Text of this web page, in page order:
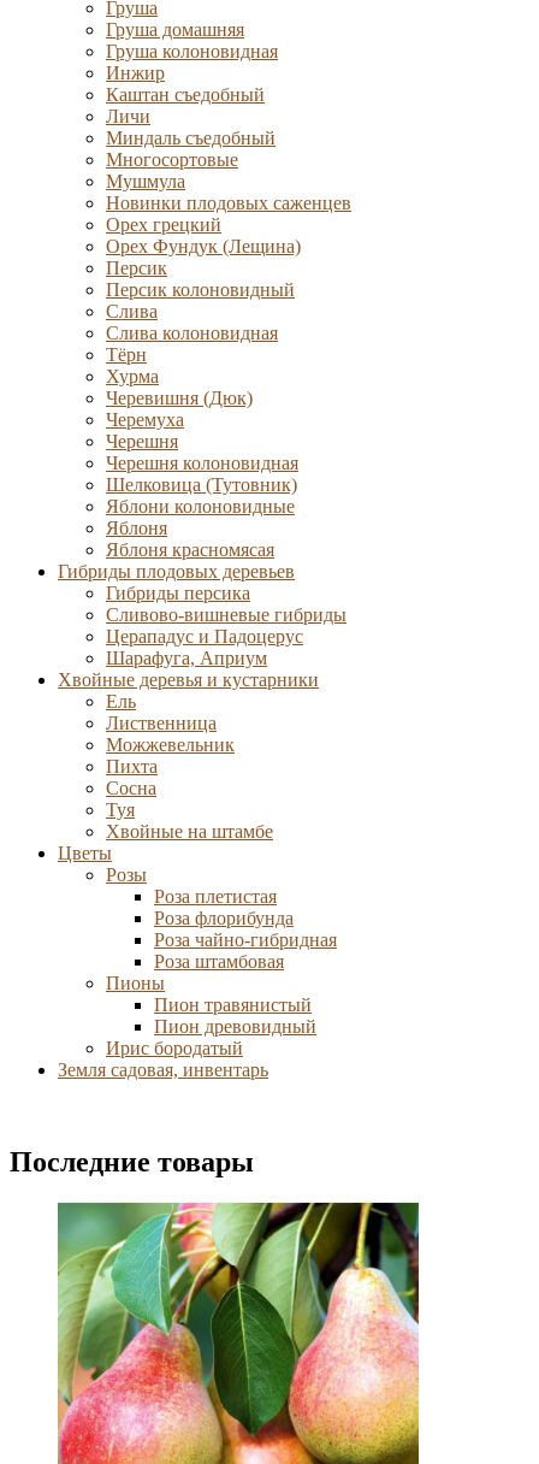
Груша
Груша домашняя
Груша колоновидная
Инжир
Каштан съедобный
Личи
Миндаль съедобный
Многосортовые
Мушмула
Новинки плодовых саженцев
Орех грецкий
Орех Фундук (Лещина)
Персик
Персик колоновидный
Слива
Слива колоновидная
Тёрн
Хурма
Черевишня (Дюк)
Черемуха
Черешня
Черешня колоновидная
Шелковица (Тутовник)
Яблони колоновидные
Яблоня
Яблоня красномясая
Гибриды плодовых деревьев
Гибриды персика
Сливово-вишневые гибриды
Церападус и Падоцерус
Шарафуга, Априум
Хвойные деревья и кустарники
Ель
Лиственница
Можжевельник
Пихта
Сосна
Туя
Хвойные на штамбе
Цветы
Розы
Роза плетистая
Роза флорибунда
Роза чайно-гибридная
Роза штамбовая
Пионы
Пион травянистый
Пион древовидный
Ирис бородатый
Земля садовая, инвентарь
Последние товары